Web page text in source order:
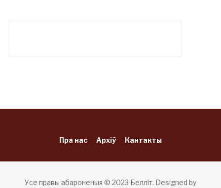
Пра нас Архіў Кантакты
Усе правы абароненыя © 2023 Белліт. Designed by